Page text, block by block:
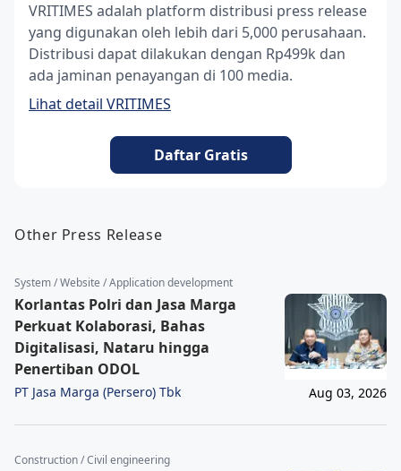
VRITIMES adalah platform distribusi press release
yang digunakan oleh lebih dari 5,000 perusahaan.
Distribusi dapat dilakukan dengan Rp499k dan
ada jaminan penayangan di 100 media.
Lihat detail VRITIMES
Daftar Gratis
Other Press Release
System / Website / Application development
Korlantas Polri dan Jasa Marga
Perkuat Kolaborasi, Bahas
Digitalisasi, Nataru hingga
Penertiban ODOL
PT Jasa Marga (Persero) Tbk Aug 03, 2026
Construction / Civil engineering